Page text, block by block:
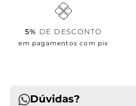
5% DE DESCONTO
em pagamentos com pix
Dúvidas?